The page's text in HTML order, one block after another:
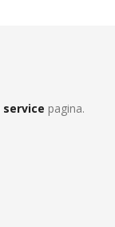
service pagina.